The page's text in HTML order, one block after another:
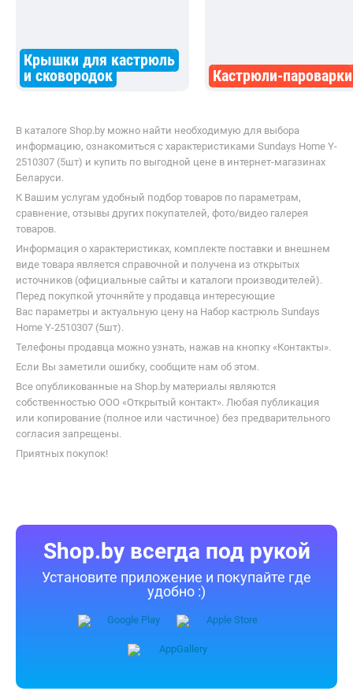
Крышки для кастрюль
и сковородок
Кастрюли-пароварки
В каталоге Shop.by можно найти необходимую для выбора
информацию, ознакомиться с характеристиками Sundays Home Y-
2510307 (5шт) и купить по выгодной цене в интернет-магазинах
Беларуси.
К Вашим услугам удобный подбор товаров по параметрам,
сравнение, отзывы других покупателей, фото/видео галерея
товаров.
Информация о характеристиках, комплекте поставки и внешнем
виде товара является справочной и получена из открытых
источников (официальные сайты и каталоги производителей).
Перед покупкой уточняйте у продавца интересующие
Вас параметры и актуальную цену на Набор кастрюль Sundays
Home Y-2510307 (5шт).
Телефоны продавца можно узнать, нажав на кнопку «Контакты».
Если Вы заметили ошибку, сообщите нам об этом.
Все опубликованные на Shop.by материалы являются
собственностью ООО «Открытый контакт». Любая публикация
или копирование (полное или частичное) без предварительного
согласия запрещены.
Приятных покупок!
Shop.by всегда под рукой
Установите приложение и покупайте где
удобно :)